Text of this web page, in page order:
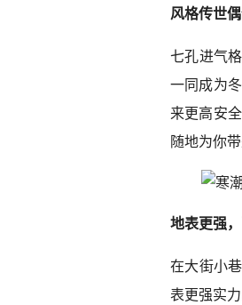
风格传世
七孔进气
一同成为
来更高安
随地为你
地表更强
在大街小
表更强实